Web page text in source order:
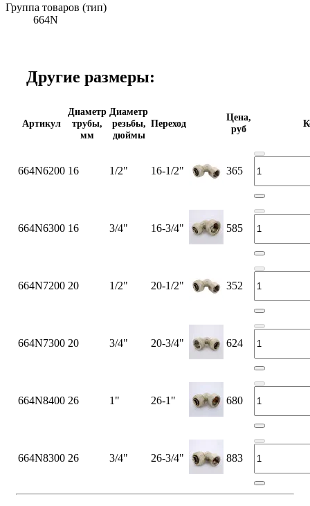
Группа товаров (тип)
664N
Другие размеры:
Артикул
Диаметр
трубы,
мм
Диаметр
резьбы,
дюймы
Переход
Цена,
руб
664N6200 16 1/2" 16-1/2" 365
664N6300 16 3/4" 16-3/4" 585
664N7200 20 1/2" 20-1/2" 352
664N7300 20 3/4" 20-3/4" 624
664N8400 26 1" 26-1" 680
664N8300 26 3/4" 26-3/4" 883